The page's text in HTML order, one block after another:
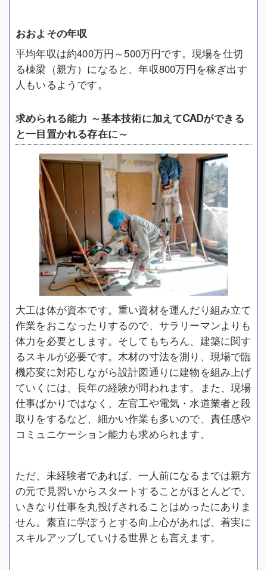
おおよその年収
平均年収は約400万円～500万円です。現場を仕切
る棟梁（親方）になると、年収800万円を稼ぎ出す
人もいるようです。
求められる能力 ～基本技術に加えてCADができる
と一目置かれる存在に～
大工は体が資本です。重い資材を運んだり組み立て
作業をおこなったりするので、サラリーマンよりも
体力を必要とします。そしてもちろん、建築に関す
るスキルが必要です。木材の寸法を測り、現場で臨
機応変に対応しながら設計図通りに建物を組み上げ
ていくには、長年の経験が問われます。また、現場
仕事ばかりではなく、左官工や電気・水道業者と段
取りをするなど、細かい作業も多いので、責任感や
コミュニケーション能力も求められます。
ただ、未経験者であれば、一人前になるまでは親方
の元で見習いからスタートすることがほとんどで、
いきなり仕事を丸投げされることはめったにありま
せん。素直に学ぼうとする向上心があれば、着実に
スキルアップしていける世界とも言えます。